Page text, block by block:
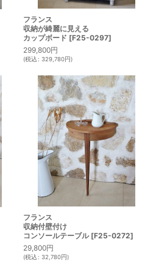
フランス
収納が綺麗に見える
カップボード [F25-0297]
299,800円
(税込: 329,780円)
フランス
収納付壁付け
コンソールテーブル [F25-0272]
29,800円
(税込: 32,780円)